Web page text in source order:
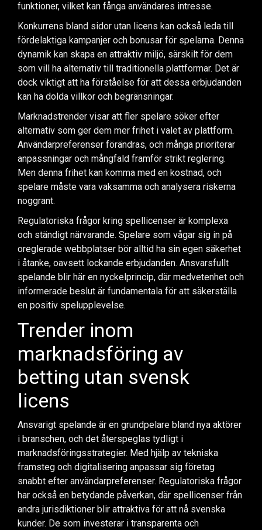
funktioner, vilket kan fånga användares intresse.
Konkurrens bland sidor utan licens kan också leda till
fördelaktiga kampanjer och bonusar för spelarna. Denna
dynamik kan skapa en attraktiv miljö, särskilt för dem
som vill ha alternativ till traditionella plattformar. Det är
dock viktigt att ha förståelse för att dessa erbjudanden
kan ha dolda villkor och begränsningar.
Marknadstrender visar att fler spelare söker efter
alternativ som ger dem mer frihet i valet av plattform.
Användarpreferenser förändras, och många prioriterar
anpassningar och mångfald framför strikt reglering.
Men denna frihet kan komma med en kostnad, och
spelare måste vara vaksamma och analysera riskerna
noggrant.
Regulatoriska frågor kring spellicenser är komplexa
och ständigt närvarande. Spelare som vågar sig in på
oreglerade webbplatser bör alltid ha sin egen säkerhet
i åtanke, oavsett lockande erbjudanden. Ansvarsfullt
spelande blir här en nyckelprincip, där medvetenhet och
informerade beslut är fundamentala för att säkerställa
en positiv spelupplevelse.
Trender inom
marknadsföring av
betting utan svensk
licens
Ansvarigt spelande är en grundpelare bland nya aktörer
i branschen, och det återspeglas tydligt i
marknadsföringsstrategier. Med hjälp av tekniska
framsteg och digitalisering anpassar sig företag
snabbt efter användarpreferenser. Regulatoriska frågor
har också en betydande påverkan, där spellicenser från
andra jurisdiktioner blir attraktiva för att nå svenska
kunder. De som investerar i transparenta och